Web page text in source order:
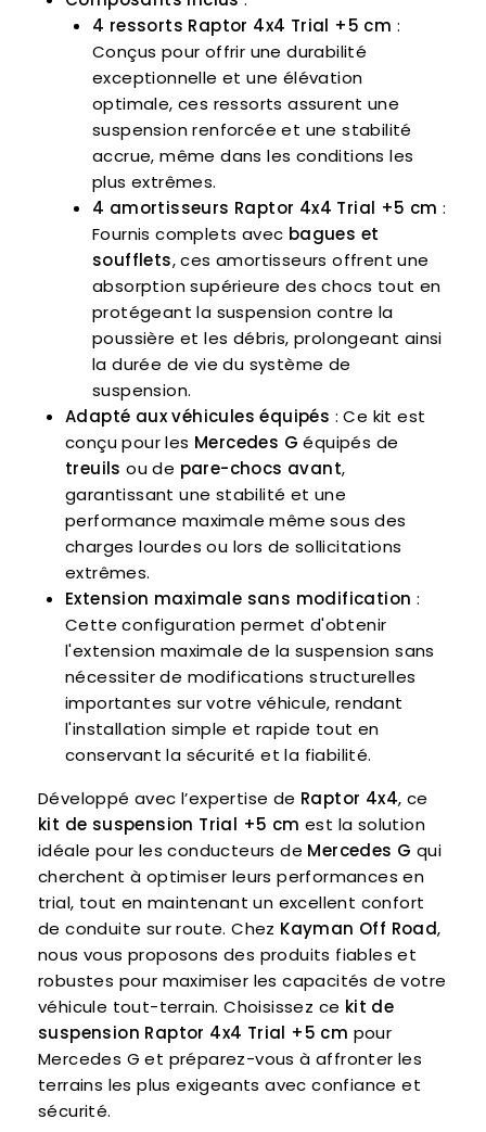
4 ressorts Raptor 4x4 Trial +5 cm :
Conçus pour offrir une durabilité
exceptionnelle et une élévation
optimale, ces ressorts assurent une
suspension renforcée et une stabilité
accrue, même dans les conditions les
plus extrêmes.
4 amortisseurs Raptor 4x4 Trial +5 cm :
Fournis complets avec bagues et
soufflets, ces amortisseurs offrent une
absorption supérieure des chocs tout en
protégeant la suspension contre la
poussière et les débris, prolongeant ainsi
la durée de vie du système de
suspension.
Adapté aux véhicules équipés : Ce kit est
conçu pour les Mercedes G équipés de
treuils ou de pare-chocs avant,
garantissant une stabilité et une
performance maximale même sous des
charges lourdes ou lors de sollicitations
extrêmes.
Extension maximale sans modification :
Cette configuration permet d'obtenir
l'extension maximale de la suspension sans
nécessiter de modifications structurelles
importantes sur votre véhicule, rendant
l'installation simple et rapide tout en
conservant la sécurité et la fiabilité.
Développé avec l’expertise de Raptor 4x4, ce
kit de suspension Trial +5 cm est la solution
idéale pour les conducteurs de Mercedes G qui
cherchent à optimiser leurs performances en
trial, tout en maintenant un excellent confort
de conduite sur route. Chez Kayman Off Road,
nous vous proposons des produits fiables et
robustes pour maximiser les capacités de votre
véhicule tout-terrain. Choisissez ce kit de
suspension Raptor 4x4 Trial +5 cm pour
Mercedes G et préparez-vous à affronter les
terrains les plus exigeants avec confiance et
sécurité.